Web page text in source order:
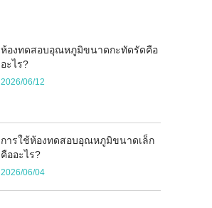
ห้องทดสอบอุณหภูมิขนาดกะทัดรัดคือ
อะไร?
2026/06/12
การใช้ห้องทดสอบอุณหภูมิขนาดเล็ก
คืออะไร?
2026/06/04